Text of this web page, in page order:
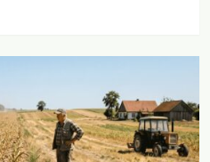
dla przyrody i zwierząt,
Polsce.